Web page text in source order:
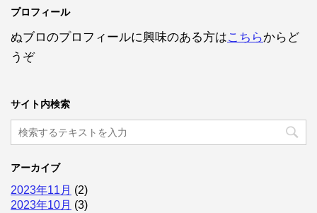
プロフィール
ぬブロのプロフィールに興味のある方はこちらからど
うぞ
サイト内検索
アーカイブ
2023年11月 (2)
2023年10月 (3)